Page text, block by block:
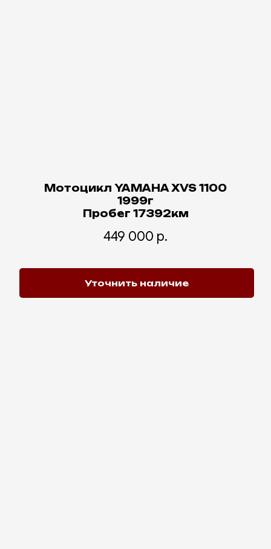
Мотоцикл YAMAHA XVS 1100
1999г
Пробег 17392км
449 000 р.
Уточнить наличие